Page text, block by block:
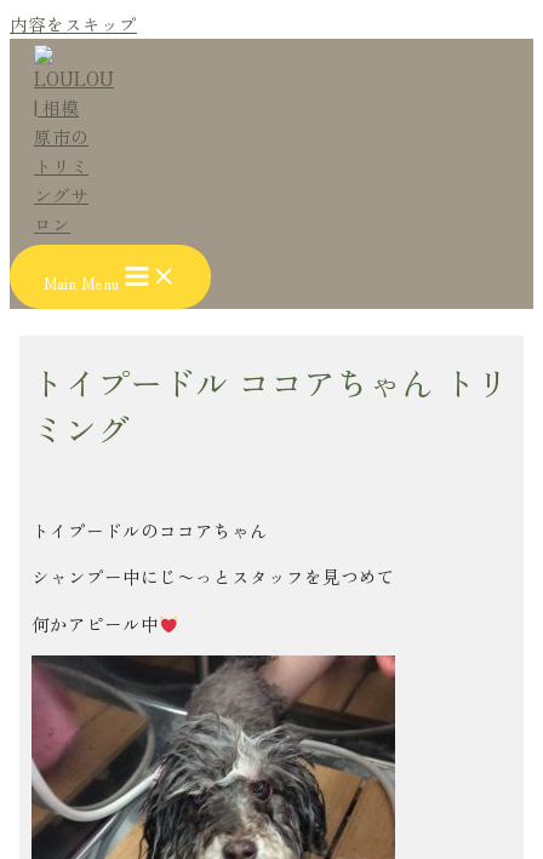
内容をスキップ
Main Menu
トイプードル ココアちゃん トリ
ミング
トイプードルのココアちゃん
シャンプー中にじ〜っとスタッフを見つめて
何かアピール中